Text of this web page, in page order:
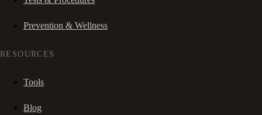
Prevention & Wellness
RESOURCES
Tools
Blog